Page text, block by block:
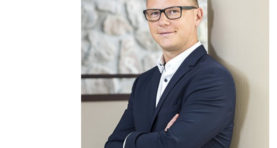
toho, že jsme v Minervě získali opravdového
si dobré vztahy.“